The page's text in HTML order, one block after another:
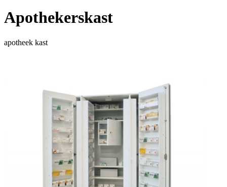
Apothekerskast
apotheek kast